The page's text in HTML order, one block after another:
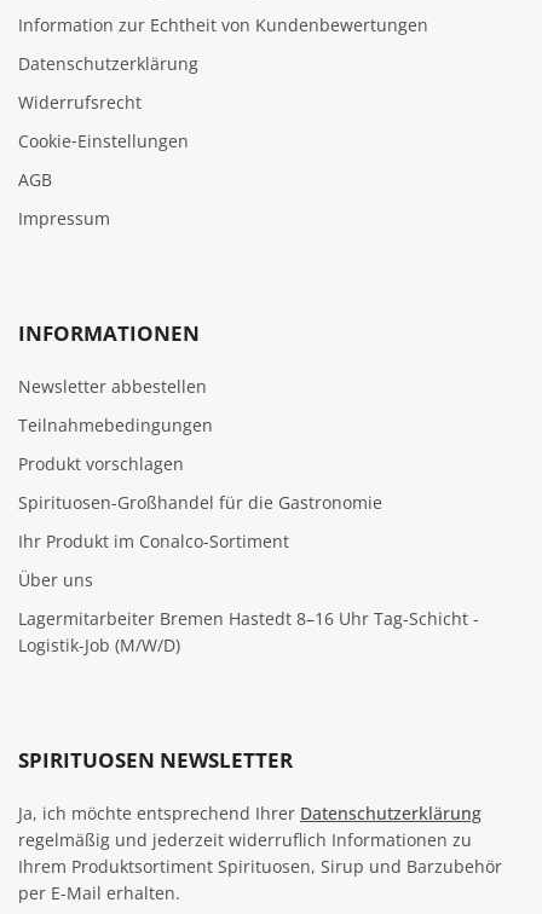
Information zur Echtheit von Kundenbewertungen
Datenschutzerklärung
Widerrufsrecht
Cookie‑Einstellungen
AGB
Impressum
INFORMATIONEN
Newsletter abbestellen
Teilnahmebedingungen
Produkt vorschlagen
Spirituosen-Großhandel für die Gastronomie
Ihr Produkt im Conalco-Sortiment
Über uns
Lagermitarbeiter Bremen Hastedt 8–16 Uhr Tag-Schicht -
Logistik-Job (M/W/D)
SPIRITUOSEN NEWSLETTER
Ja, ich möchte entsprechend Ihrer Datenschutzerklärung
regelmäßig und jederzeit widerruflich Informationen zu
Ihrem Produktsortiment Spirituosen, Sirup und Barzubehör
per E-Mail erhalten.